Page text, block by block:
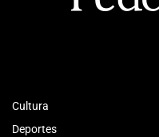
Cultura
Deportes